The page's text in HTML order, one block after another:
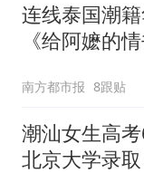
连线泰国潮
《给阿嬷的
南方都市报 8跟贴
潮汕女生高
北京大学录